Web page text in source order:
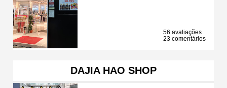
56 avaliações
23 comentários
DAJIA HAO SHOP